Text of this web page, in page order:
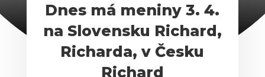
Dnes má meniny 3. 4.
na Slovensku Richard,
Richarda, v Česku
Richard